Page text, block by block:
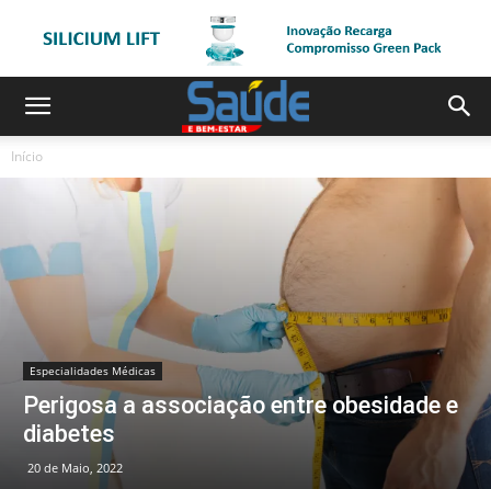
Início
Especialidades Médicas
Perigosa a associação entre obesidade e
diabetes
20 de Maio, 2022